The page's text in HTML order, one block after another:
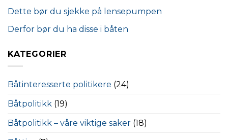
Dette bør du sjekke på lensepumpen
Derfor bør du ha disse i båten
KATEGORIER
Båtinteresserte politikere (24)
Båtpolitikk (19)
Båtpolitikk – våre viktige saker (18)